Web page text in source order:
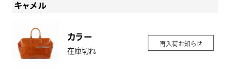
キャメル
カラー
在庫切れ
再入荷お知らせ